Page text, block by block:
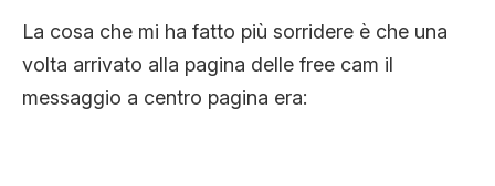
La cosa che mi ha fatto più sorridere è che una
volta arrivato alla pagina delle free cam il
messaggio a centro pagina era: